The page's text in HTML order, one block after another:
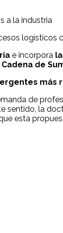
a la industria
e incorpora
de
más
de
sentido, la
esta